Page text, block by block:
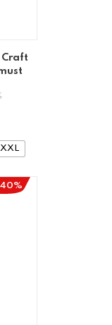
Craft
XXL